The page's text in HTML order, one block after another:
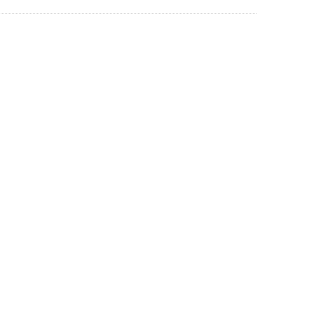
während unserer Servicezeiten.
einzusehen.
erhalten Sie eine Benachrichtigung, sobald es
gibt.